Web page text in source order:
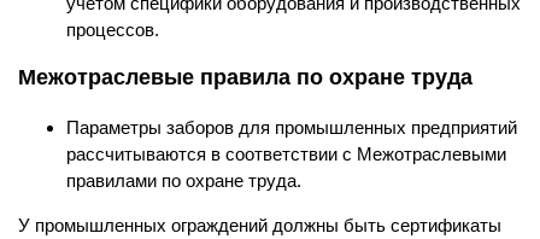
процессов.
Межотраслевые правила по охране труда
Параметры заборов для промышленных предприятий
рассчитываются в соответствии с Межотраслевыми
правилами по охране труда.
У промышленных ограждений должны быть сертификаты